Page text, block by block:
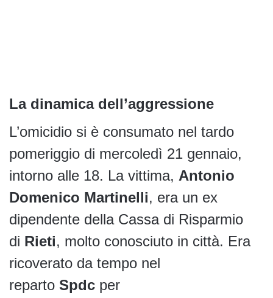
La dinamica dell’aggressione
L’omicidio si è consumato nel tardo
pomeriggio di mercoledì 21 gennaio,
intorno alle 18. La vittima, Antonio
Domenico Martinelli, era un ex
dipendente della Cassa di Risparmio
di Rieti, molto conosciuto in città. Era
ricoverato da tempo nel
reparto Spdc per